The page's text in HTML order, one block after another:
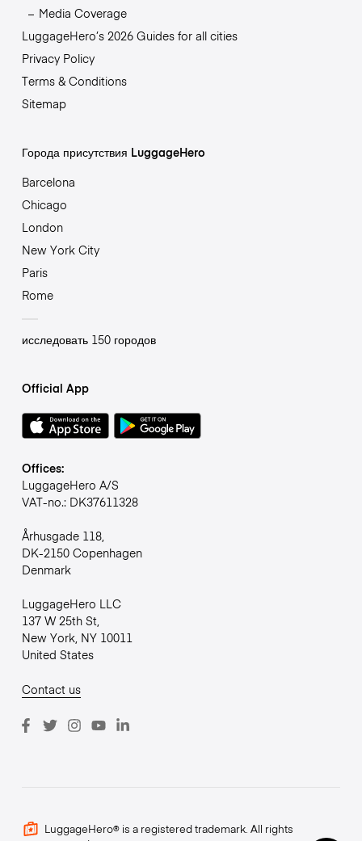
Media Coverage
LuggageHero’s 2026 Guides for all cities
Privacy Policy
Terms & Conditions
Sitemap
Города присутствия LuggageHero
Barcelona
Chicago
London
New York City
Paris
Rome
исследовать 150 городов
Official App
Offices:
LuggageHero A/S
VAT-no.: DK37611328
Århusgade 118,
DK-2150 Copenhagen
Denmark
LuggageHero LLC
137 W 25th St,
New York, NY 10011
United States
Contact us
LuggageHero® is a registered trademark. All rights